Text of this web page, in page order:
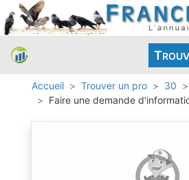
T
Accueil Trouver un pro 30
Faire une demande